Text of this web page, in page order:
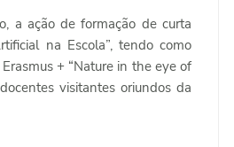
a ação de formação de curta
na Escola”, tendo como
+ “Nature in the eye of
visitantes oriundos da